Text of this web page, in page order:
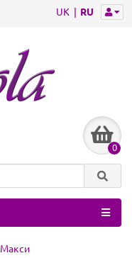
UK RU
0
Макси